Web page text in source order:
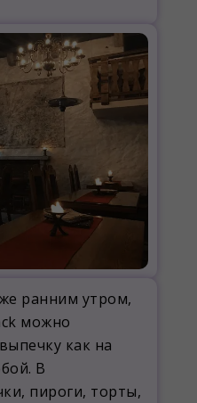
ранним утром,
можно
как на
В
пироги, торты,